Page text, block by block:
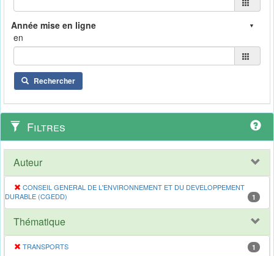
en
Rechercher
Filtres
Auteur
CONSEIL GENERAL DE L'ENVIRONNEMENT ET DU DEVELOPPEMENT
DURABLE (CGEDD)
1
Thématique
TRANSPORTS 1